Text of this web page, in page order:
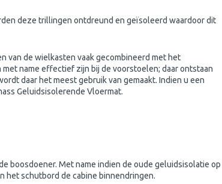
deze trillingen ontdreund en geïsoleerd waardoor dit
van de wielkasten vaak gecombineerd met het
met name effectief zijn bij de voorstoelen; daar ontstaan
daar het meest gebruik van gemaakt. Indien u een
Geluidsisolerende Vloermat.
boosdoener. Met name indien de oude geluidsisolatie op
het schutbord de cabine binnendringen.